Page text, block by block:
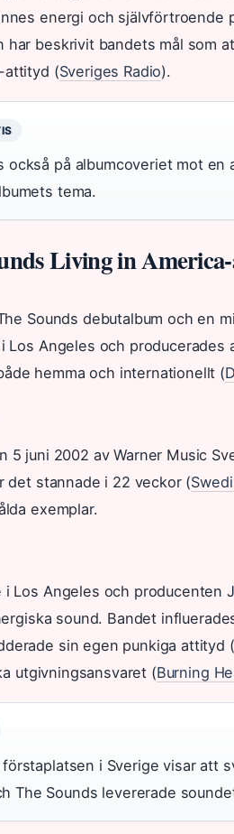
energi och självförtroende
har beskrivit bandets mål som
attityd (Sveriges Radio).
också på albumcoveriet mot
tema.
Living in
Sounds debutalbum och en
Los Angeles och producerades
hemma och internationellt (
5 juni 2002 av Warner Music
det stannade i 22 veckor (
exemplar.
Los Angeles och producenten
sound. Bandet
sin egen punkiga attityd (
utgivningsansvaret (Burning
i Sverige visar att
The Sounds levererade